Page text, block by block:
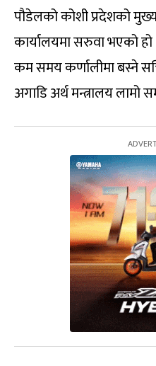
पौडेलको कोशी प्रदेशको
कार्यालयमा सरुवा भएको
कम समय कर्णालीमा बस्ने
अगाडि अर्थ मन्त्रालय लामो